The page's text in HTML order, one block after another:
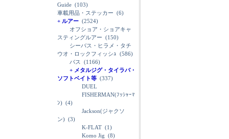
Guide (103)
車載用品・ステッカー (6)
+ ルアー (2524)
オフショア・ショアキャ
スティングルアー (150)
シーバス・ヒラメ・タチ
ウオ・ロックフィッシｭ (586)
バス
(1166)
+ メタルジグ・タイラバ・
ソフトベイト等 (337)
DUEL
FISHERMAN(ﾌｯｼｬｰﾏ
ﾝ) (4)
Jackson(ジャクソ
ン) (3)
K-FLAT (1)
Komo Jig (8)